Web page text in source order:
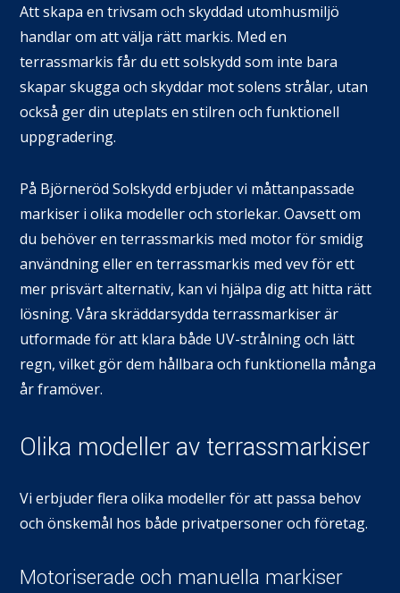
Att skapa en trivsam och skyddad utomhusmiljö
handlar om att välja rätt markis. Med en
terrassmarkis får du ett solskydd som inte bara
skapar skugga och skyddar mot solens strålar, utan
också ger din uteplats en stilren och funktionell
uppgradering.
På Björneröd Solskydd erbjuder vi måttanpassade
markiser i olika modeller och storlekar. Oavsett om
du behöver en terrassmarkis med motor för smidig
användning eller en terrassmarkis med vev för ett
mer prisvärt alternativ, kan vi hjälpa dig att hitta rätt
lösning. Våra skräddarsydda terrassmarkiser är
utformade för att klara både UV-strålning och lätt
regn, vilket gör dem hållbara och funktionella många
år framöver.
Olika modeller av terrassmarkiser
Vi erbjuder flera olika modeller för att passa behov
och önskemål hos både privatpersoner och företag.
Motoriserade och manuella markiser